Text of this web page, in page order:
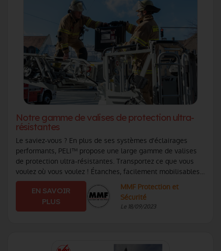
Notre gamme de valises de protection ultra-
résistantes
Le saviez-vous ? En plus de ses systèmes d'éclairages
performants, PELI™ propose une large gamme de valises
de protection ultra-résistantes. Transportez ce que vous
voulez où vous voulez ! Étanches, facilement mobilisables,
EN SAVOIR
PLUS
MMF Protection et
Sécurité
Le 18/09/2023